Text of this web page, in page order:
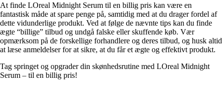
At finde LOreal Midnight Serum til en billig pris kan være en
fantastisk måde at spare penge på, samtidig med at du drager fordel af
dette vidunderlige produkt. Ved at følge de nævnte tips kan du finde
ægte “billige” tilbud og undgå falske eller skuffende køb. Vær
opmærksom på de forskellige forhandlere og deres tilbud, og husk altid
at læse anmeldelser for at sikre, at du får et ægte og effektivt produkt.
Tag springet og opgrader din skønhedsrutine med LOreal Midnight
Serum – til en billig pris!